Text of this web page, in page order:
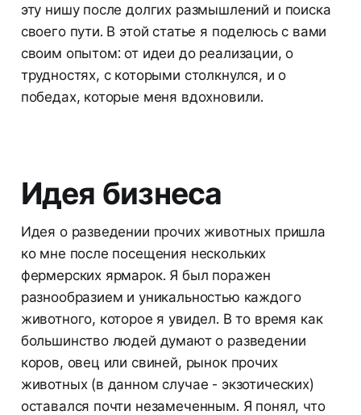
эту нишу после долгих размышлений и поиска
своего пути. В этой статье я поделюсь с вами
своим опытом: от идеи до реализации, о
трудностях, с которыми столкнулся, и о
победах, которые меня вдохновили.
Идея бизнеса
Идея о разведении прочих животных пришла
ко мне после посещения нескольких
фермерских ярмарок. Я был поражен
разнообразием и уникальностью каждого
животного, которое я увидел. В то время как
большинство людей думают о разведении
коров, овец или свиней, рынок прочих
животных (в данном случае - экзотических)
оставался почти незамеченным. Я понял, что